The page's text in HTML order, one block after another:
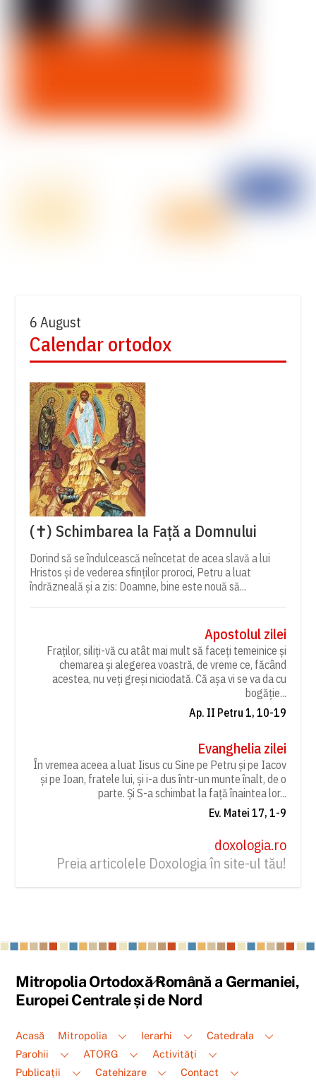
6 August
Calendar ortodox
(✝) Schimbarea la Față a Domnului
Dorind să se îndulcească neîncetat de acea slavă a lui
Hristos și de vederea sfinților proroci, Petru a luat
îndrăzneală și a zis: Doamne, bine este nouă să...
Apostolul zilei
Fraților, siliți-vă cu atât mai mult să faceți temeinice și
chemarea și alegerea voastră, de vreme ce, făcând
acestea, nu veți greși niciodată. Că așa vi se va da cu
bogăție...
Ap. II Petru 1, 10-19
Evanghelia zilei
În vremea aceea a luat Iisus cu Sine pe Petru și pe Iacov
și pe Ioan, fratele lui, și i-a dus într-un munte înalt, de o
parte. Și S-a schimbat la față înaintea lor...
Ev. Matei 17, 1-9
doxologia.ro
Preia articolele Doxologia în site-ul tău!
Back
To
Mitropolia Ortodoxă Română a Germaniei,
Europei Centrale și de Nord
Acasă Mitropolia Ierarhi
Catedrala
Parohii
ATORG
Activități
Publicații
Catehizare Contact